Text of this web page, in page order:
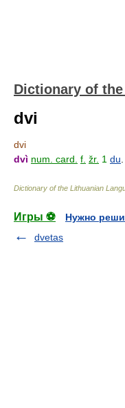
Dictionary of
dvi
dvi
dvì num. card. f. žr. 1 du
Dictionary of the Lithuanian
Игры ⚽
Нужно
dvetas